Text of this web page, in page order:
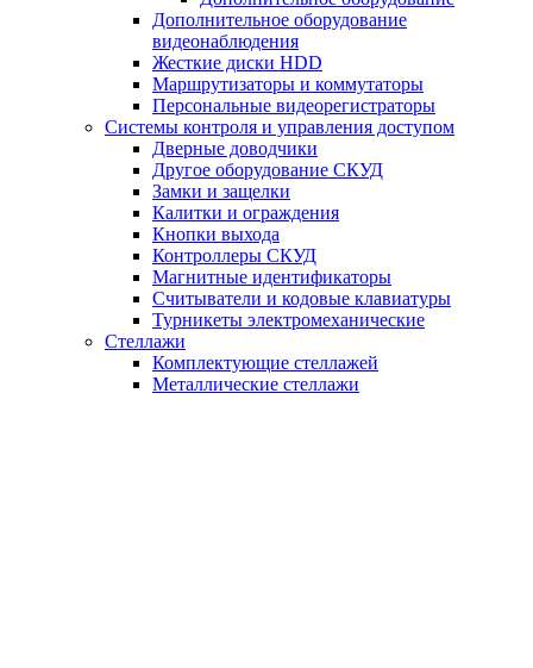
Дополнительное оборудование
видеонаблюдения
Жесткие диски HDD
Маршрутизаторы и коммутаторы
Персональные видеорегистраторы
Системы контроля и управления доступом
Дверные доводчики
Другое оборудование СКУД
Замки и защелки
Калитки и ограждения
Кнопки выхода
Контроллеры СКУД
Магнитные идентификаторы
Считыватели и кодовые клавиатуры
Турникеты электромеханические
Стеллажи
Комплектующие стеллажей
Металлические стеллажи